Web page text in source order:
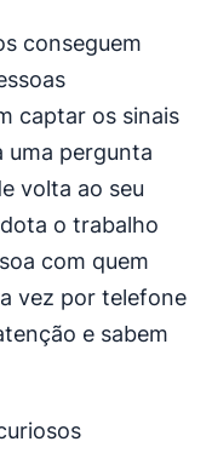
conseguem
captar os sinais
uma pergunta
volta ao seu
o trabalho
com quem
vez por telefone
e sabem